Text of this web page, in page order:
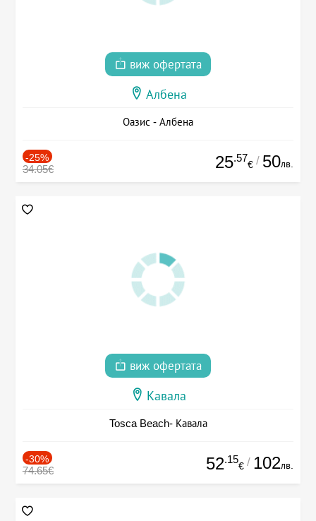
виж офертата
Албена
Оазис - Албена
-25%
34.05€ 25.57
€ / 50лв.
виж офертата
Кавала
Tosca Beach- Кавала
-30%
74.65€ 52.15
€ / 102лв.